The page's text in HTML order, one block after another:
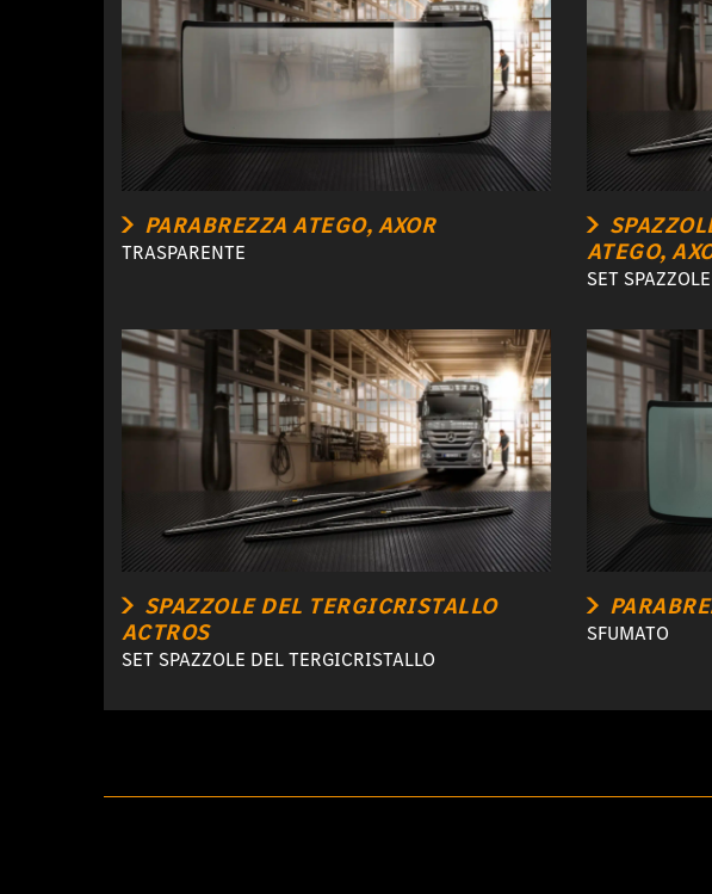
PARABREZZA ATEGO, AXOR
TRASPARENTE
ATEGO,
SET
SPAZZOLE DEL TERGICRISTALLO
ACTROS
SET SPAZZOLE DEL TERGICRISTALLO
SFUMATO